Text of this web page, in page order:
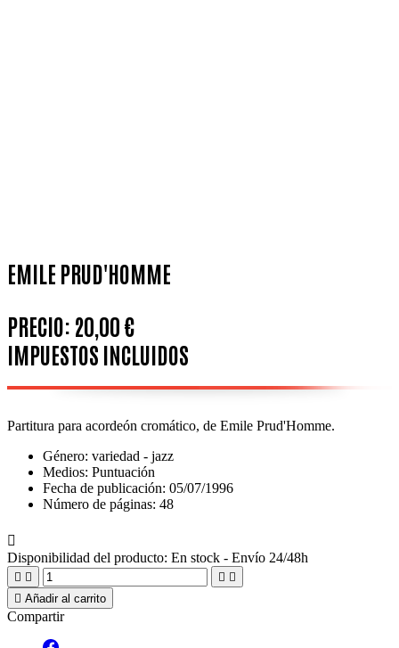
EMILE PRUD'HOMME
PRECIO: 20,00 €
IMPUESTOS INCLUIDOS
Partitura para acordeón cromático, de Emile Prud'Homme.
Género: variedad - jazz
Medios: Puntuación
Fecha de publicación: 05/07/1996
Número de páginas: 48

Disponibilidad del producto: En stock - Envío 24/48h
   
 Añadir al carrito
Compartir